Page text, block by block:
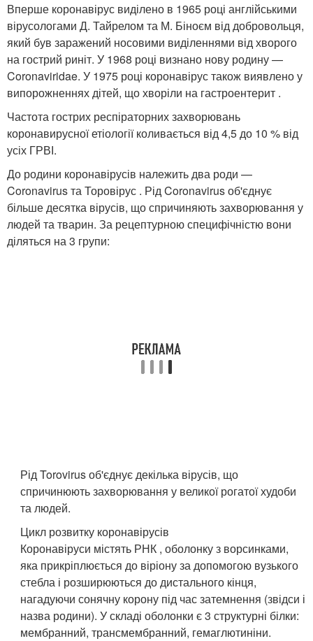
Вперше коронавірус виділено в 1965 році англійськими
вірусологами Д. Тайрелом та М. Біноєм від добровольця,
який був заражений носовими виділеннями від хворого
на гострий риніт. У 1968 році визнано нову родину —
Coronaviridae. У 1975 році коронавірус також виявлено у
випорожненнях дітей, що хворіли на гастроентерит .
Частота гострих респіраторних захворювань
коронавирусної етіології коливається від 4,5 до 10 % від
усіх ГРВІ.
До родини коронавірусів належить два роди —
Coronavirus та Торовірус . Рід Coronavirus об'єднує
більше десятка вірусів, що спричиняють захворювання у
людей та тварин. За рецептурною специфічністю вони
діляться на 3 групи:
Рід Torovirus об'єднує декілька вірусів, що
спричинюють захворювання у великої рогатої худоби
та людей.
Цикл розвитку коронавірусів
Коронавіруси містять РНК , оболонку з ворсинками,
яка прикріплюється до віріону за допомогою вузького
стебла і розширюються до дистального кінця,
нагадуючи сонячну корону під час затемнення (звідси і
назва родини). У складі оболонки є 3 структурні білки:
мембранний, трансмембранний, гемаглютиніни.